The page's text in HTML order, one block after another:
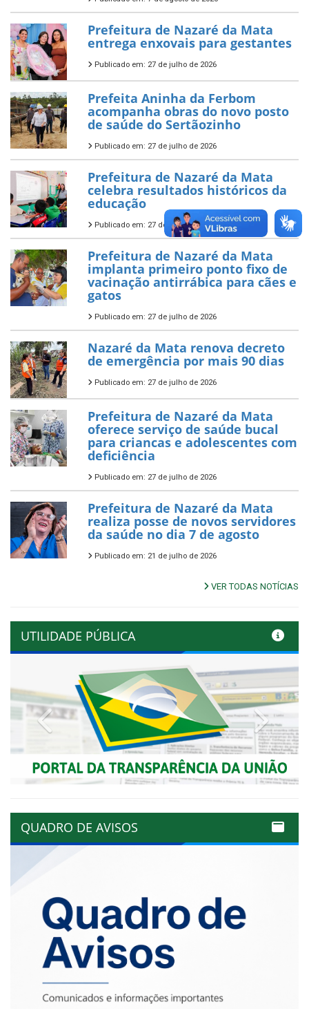
Prefeitura de Nazaré da Mata
entrega enxovais para gestantes
Publicado em: 27 de julho de 2026
Prefeita Aninha da Ferbom
acompanha obras do novo posto
de saúde do Sertãozinho
Publicado em: 27 de julho de 2026
Prefeitura de Nazaré da Mata
celebra resultados históricos da
educação
Publicado em: 27 de julho de 2026
Prefeitura de Nazaré da Mata
implanta primeiro ponto fixo de
vacinação antirrábica para cães e
gatos
Publicado em: 27 de julho de 2026
Nazaré da Mata renova decreto
de emergência por mais 90 dias
Publicado em: 27 de julho de 2026
Prefeitura de Nazaré da Mata
oferece serviço de saúde bucal
para criancas e adolescentes com
deficiência
Publicado em: 27 de julho de 2026
Prefeitura de Nazaré da Mata
realiza posse de novos servidores
da saúde no dia 7 de agosto
Publicado em: 21 de julho de 2026
VER TODAS NOTÍCIAS
UTILIDADE PÚBLICA
Previous Next
QUADRO DE AVISOS